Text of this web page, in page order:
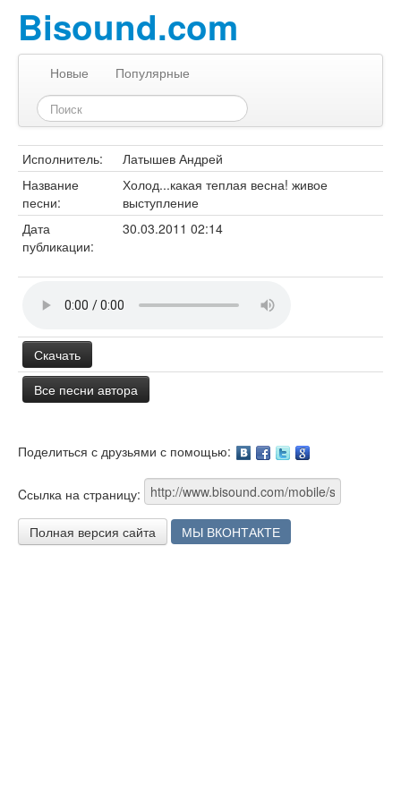
Bisound.com
Новые Популярные
Исполнитель:
Латышев Андрей
Название
песни:
Холод...какая теплая весна! живое
выступление
Дата
публикации:
30.03.2011 02:14
Скачать
Все песни автора
Поделиться с друзьями с помощью:
Cсылка на страницу:
Полная версия сайта МЫ ВКОНТАКТЕ